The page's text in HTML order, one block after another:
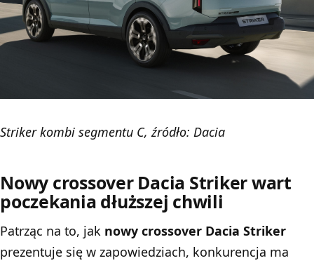
Striker kombi segmentu C, źródło: Dacia
Nowy crossover Dacia Striker wart
poczekania dłuższej chwili
Patrząc na to, jak nowy crossover Dacia Striker
prezentuje się w zapowiedziach, konkurencja ma